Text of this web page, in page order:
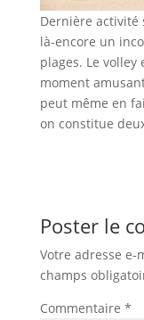
Dernière activité
là-encore un
plages. Le volley
moment
peut même en
on constitue
Poster le
Votre adresse e-
champs
Commentaire *